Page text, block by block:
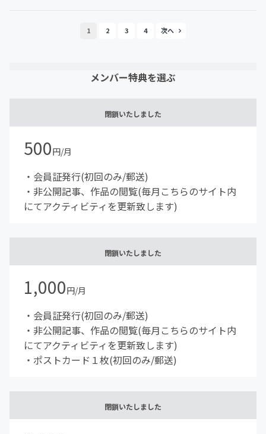
1 2 3 4
メンバー特典を選ぶ
閉鎖いたしました
500円/月
・会員証発行(初回のみ/郵送)
・非公開記事、作品の閲覧(毎月こちらのサイト内
にてアクティビティを更新致します)
閉鎖いたしました
1,000円/月
・会員証発行(初回のみ/郵送)
・非公開記事、作品の閲覧(毎月こちらのサイト内
にてアクティビティを更新致します)
・ポストカード１枚(初回のみ/郵送)
閉鎖いたしました